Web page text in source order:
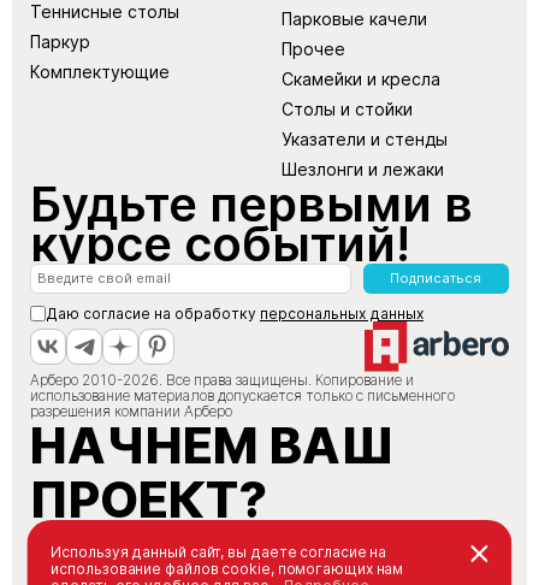
Теннисные столы
Паркур
Комплектующие
Парковые качели
Прочее
Скамейки и кресла
Столы и стойки
Указатели и стенды
Шезлонги и лежаки
Будьте первыми в
курсе событий!
Подписаться
Даю согласие на обработку персональных данных
Арберо 2010-2026. Все права защищены. Копирование и
использование материалов допускается только с письменного
разрешения компании Арберо
НАЧНЕМ ВАШ
ПРОЕКТ?
+7 (495) 147-66-88
Используя данный сайт, вы даете согласие на
использование файлов cookie, помогающих нам